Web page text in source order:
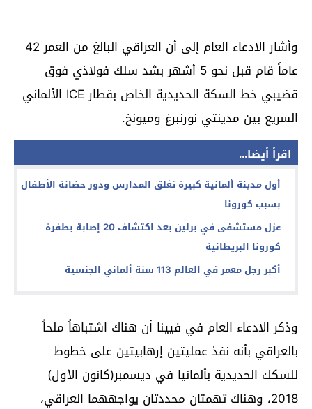
وأشار الادعاء العام إلى أن العراقي البالغ من العمر 42
عاماً قام قبل نحو 5 أشهر بشد سلك فولاذي فوق
قضيبي خط السكة الحديدية الخاص بقطار ICE الألماني
السريع بين مدينتي نورنبرغ وميونخ.
اقرأ أيضا...
أول مدينة ألمانية كبيرة تغلق المدارس ودور حضانة الأطفال
بسبب ⁧‫كورونا‬⁩
عزل مستشفى في برلين بعد اكتشاف 20 إصابة بطفرة
كورونا البريطانية
أكبر رجل معمر في العالم 113 سنة ألماني الجنسية
وذكر الادعاء العام في فيينا أن هناك اشتباهاً ملحاً
بالعراقي بأنه نفذ عمليتين إرهابيتين على خطوط
للسكك الحديدية بألمانيا في ديسمبر(كانون الأول)
2018، وهناك تهمتان محددتان يواجههما العراقي،